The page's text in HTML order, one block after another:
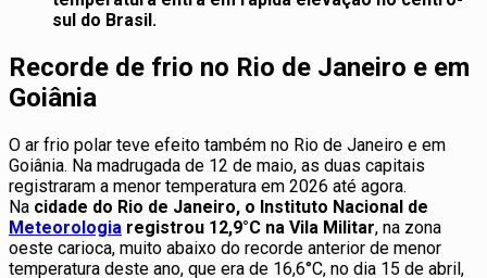
sul do Brasil.
Recorde de frio no Rio de Janeiro e em
Goiânia
O ar frio polar teve efeito também no Rio de Janeiro e em
Goiânia. Na madrugada de 12 de maio, as duas capitais
registraram a menor temperatura em 2026 até agora.
Na cidade do Rio de Janeiro, o Instituto Nacional de
Meteorologia registrou 12,9°C na Vila Militar, na zona
oeste carioca, muito abaixo do recorde anterior de menor
temperatura deste ano, que era de 16,6°C, no dia 15 de abril,